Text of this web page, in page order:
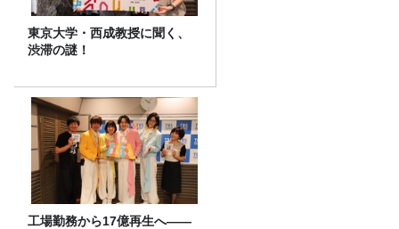
東京大学・西成教授に聞く、
渋滞の謎！
工場勤務から17億再生へ——